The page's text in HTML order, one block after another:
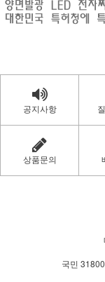
공지사항
상품문의
국민